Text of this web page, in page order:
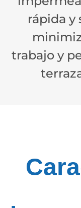
rápida y
trabajo y